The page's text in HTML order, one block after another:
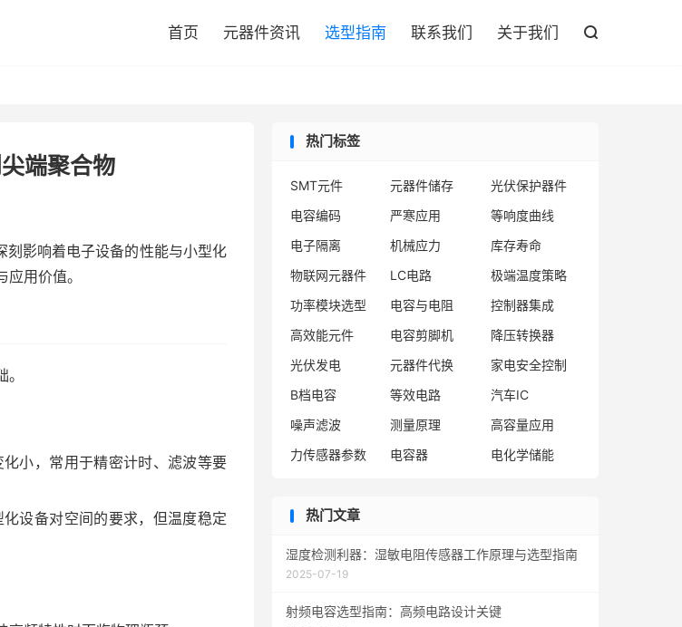
首页 元器件资讯 选型指南 联系我们 关于我们 
端聚合物
刻影响着电子设备的性能与小型化
用价值。
小，常用于精密计时、滤波等要
设备对空间的要求，但温度稳定
热门标签
SMT元件 元器件储存
光伏保护器件
电容编码
严寒应用
等响度曲线
电子隔离
机械应力
库存寿命
物联网元器件
LC电路
极端温度策略
功率模块选型
电容与电阻
控制器集成
高效能元件
电容剪脚机
降压转换器
光伏发电
元器件代换
家电安全控制
B档电容
等效电路
汽车IC
噪声滤波
测量原理
高容量应用
力传感器参数
电容器 电化学储能
热门文章
湿度检测利器：湿敏电阻传感器工作原理与选型指南
2025-07-19
射频电容选型指南：高频电路设计关键